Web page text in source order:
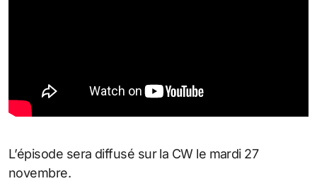
L’épisode sera diffusé sur la CW le mardi 27
novembre.